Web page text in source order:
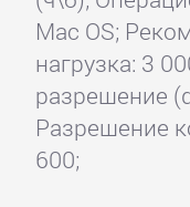
Mac OS;
нагрузка: 3
разрешение
Разрешение
600;